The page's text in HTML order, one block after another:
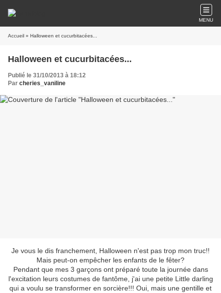
MENU
Accueil » Halloween et cucurbitacées...
Halloween et cucurbitacées...
Publié le 31/10/2013 à 18:12
Par cheries_vaniline
Je vous le dis franchement, Halloween n'est pas trop mon truc!!
Mais peut-on empêcher les enfants de le fêter?
Pendant que mes 3 garçons ont préparé toute la journée dans
l'excitation leurs costumes de fantôme, j'ai une petite Little darling
qui a voulu se transformer en sorcière!!! Oui, mais une gentille et